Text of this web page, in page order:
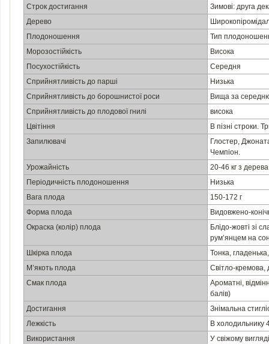
Строк достигання
Зимові: друга
Дерево
Плодоношення
Тип
Морозостійкість
Висока
Посухостійкість
Середня
Сприйнятливість до парші
Низька
Сприйнятливість до борошнистої роси
Вища за
Сприйнятливість до плодової гнилі
висока
Цвітіння
В пізні строки.
Запилювачі
Глостер,
Чемпіон.
Урожайність
20-46 кг з дерева
Періодичність плодоношення
Низька
Вага плода
150-172 г
Форма плода
Видовжено-
Окраска (колір) плода
Блідо-жовті зі
рум’янцем на
Шкірка плода
Тонка,
М’якоть плода
Світло-кремова,
Смак плода
Ароматні,
балів)
Достигання
Знімальна
Лежкість
В холодильнику
Використання
У свіжому